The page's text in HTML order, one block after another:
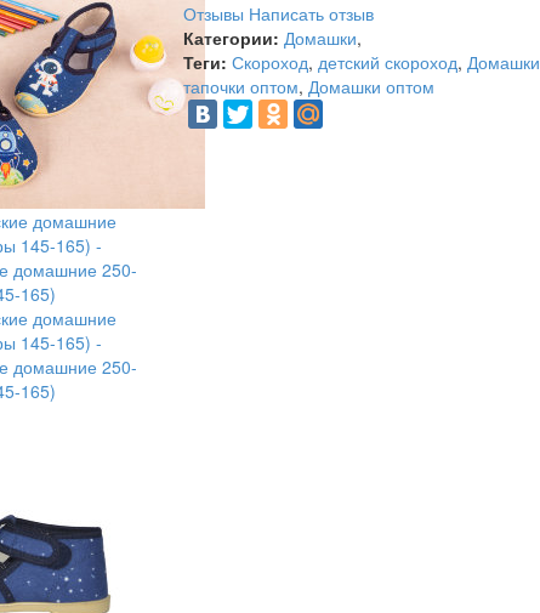
Отзывы Написать отзыв
Категории: Домашки,
Теги: Скороход, детский скороход, Домашки
тапочки оптом, Домашки оптом